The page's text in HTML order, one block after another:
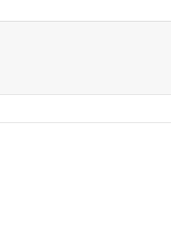
ടോക്‌സിക് റിലീസ്
റെക്കോര്‍ഡുമായി രാം